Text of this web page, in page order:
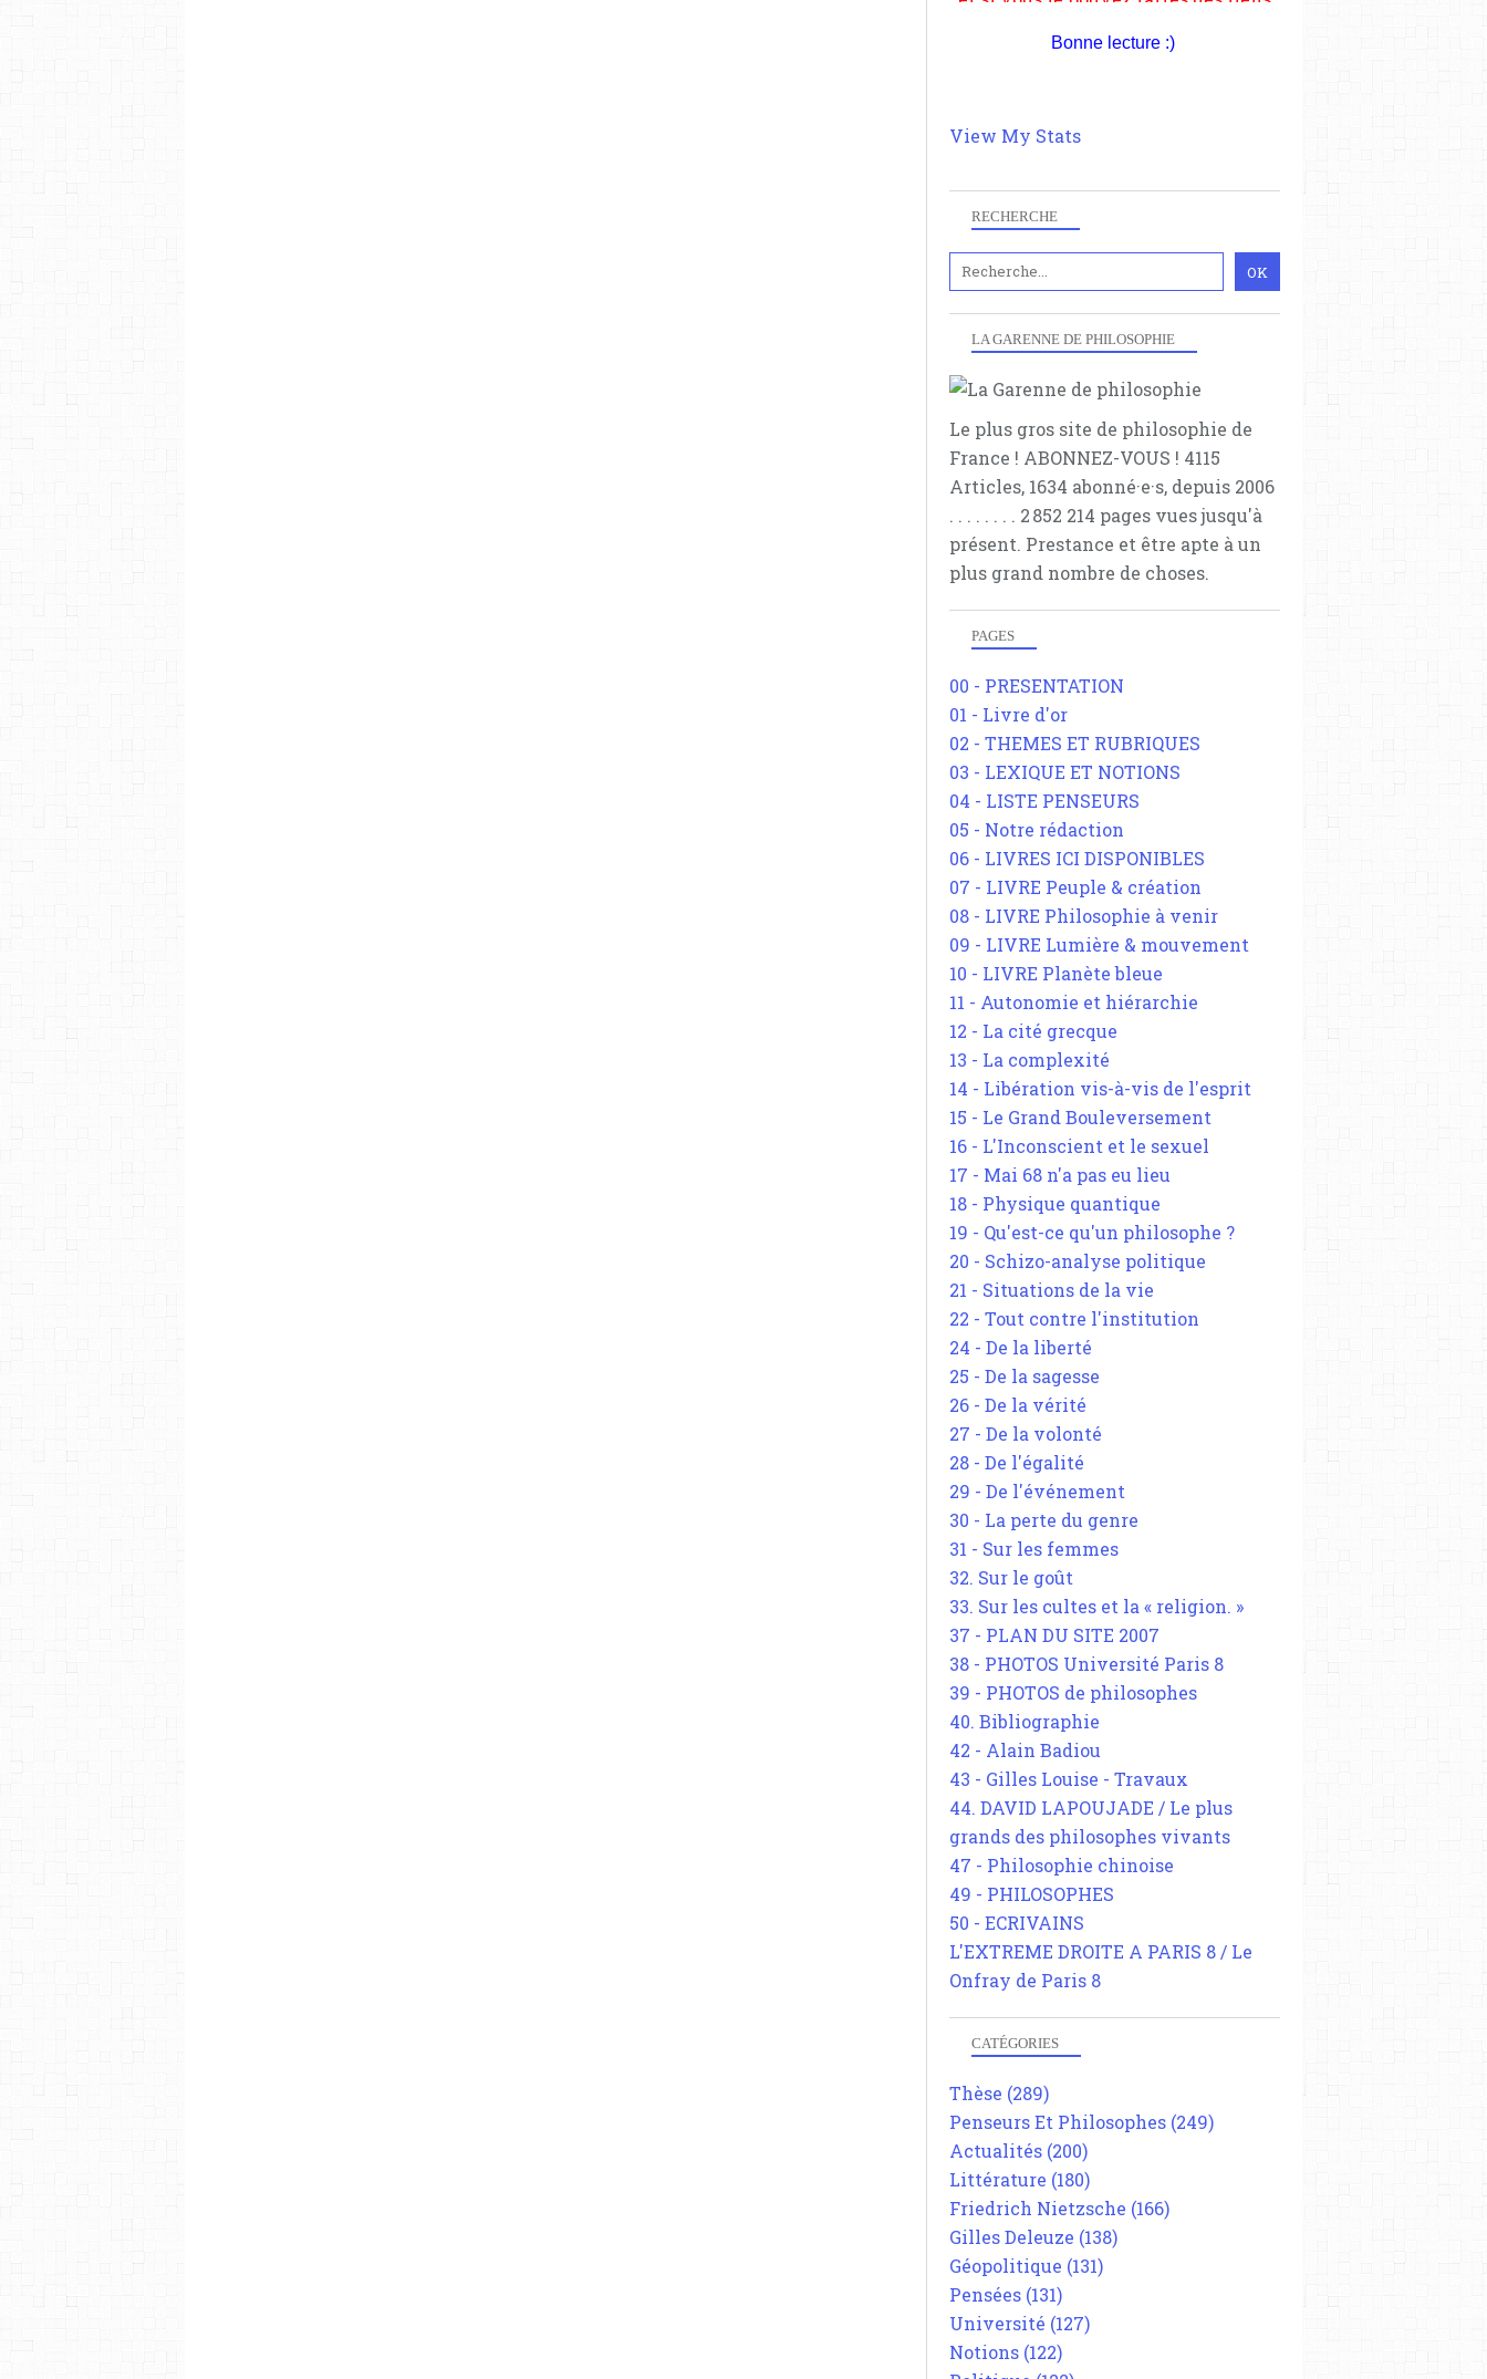
RECHERCHE
LA GARENNE DE PHILOSOPHIE
Le plus gros site de philosophie de
France ! ABONNEZ-VOUS ! 4115
Articles, 1634 abonné·e·s, depuis 2006
. . . . . . . . 2 852 214 pages vues jusqu'à
présent. Prestance et être apte à un
plus grand nombre de choses.
PAGES
00 - PRESENTATION
01 - Livre d'or
02 - THEMES ET RUBRIQUES
03 - LEXIQUE ET NOTIONS
04 - LISTE PENSEURS
05 - Notre rédaction
06 - LIVRES ICI DISPONIBLES
07 - LIVRE Peuple & création
08 - LIVRE Philosophie à venir
09 - LIVRE Lumière & mouvement
10 - LIVRE Planète bleue
11 - Autonomie et hiérarchie
12 - La cité grecque
13 - La complexité
14 - Libération vis-à-vis de l'esprit
15 - Le Grand Bouleversement
16 - L'Inconscient et le sexuel
17 - Mai 68 n'a pas eu lieu
18 - Physique quantique
19 - Qu'est-ce qu'un philosophe ?
20 - Schizo-analyse politique
21 - Situations de la vie
22 - Tout contre l'institution
24 - De la liberté
25 - De la sagesse
26 - De la vérité
27 - De la volonté
28 - De l'égalité
29 - De l'événement
30 - La perte du genre
31 - Sur les femmes
32. Sur le goût
33. Sur les cultes et la « religion. »
37 - PLAN DU SITE 2007
38 - PHOTOS Université Paris 8
39 - PHOTOS de philosophes
40. Bibliographie
42 - Alain Badiou
43 - Gilles Louise - Travaux
44. DAVID LAPOUJADE / Le plus
grands des philosophes vivants
47 - Philosophie chinoise
49 - PHILOSOPHES
50 - ECRIVAINS
L'EXTREME DROITE A PARIS 8 / Le
Onfray de Paris 8
CATÉGORIES
Thèse (289)
Penseurs Et Philosophes (249)
Actualités (200)
Littérature (180)
Friedrich Nietzsche (166)
Gilles Deleuze (138)
Géopolitique (131)
Pensées (131)
Université (127)
Notions (122)
Bonne lecture :)
View My Stats